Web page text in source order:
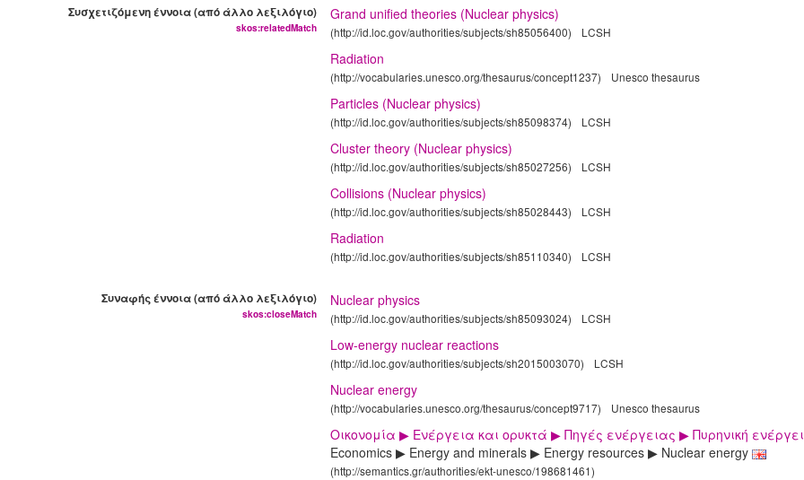
Συσχετιζόμενη έννοια (από άλλο λεξιλόγιο)
skos:relatedMatch
Grand unified theories (Nuclear physics)
(http://id.loc.gov/authorities/subjects/sh85056400) LCSH
Radiation
(http://vocabularies.unesco.org/thesaurus/concept1237) Unesco thesaurus
Particles (Nuclear physics)
(http://id.loc.gov/authorities/subjects/sh85098374) LCSH
Cluster theory (Nuclear physics)
(http://id.loc.gov/authorities/subjects/sh85027256) LCSH
Collisions (Nuclear physics)
(http://id.loc.gov/authorities/subjects/sh85028443) LCSH
Radiation
(http://id.loc.gov/authorities/subjects/sh85110340) LCSH
Συναφής έννοια (από άλλο λεξιλόγιο)
skos:closeMatch
Nuclear physics
(http://id.loc.gov/authorities/subjects/sh85093024) LCSH
Low-energy nuclear reactions
(http://id.loc.gov/authorities/subjects/sh2015003070) LCSH
Nuclear energy
(http://vocabularies.unesco.org/thesaurus/concept9717) Unesco thesaurus
Οικονομία ▶ Ενέργεια και ορυκτά ▶ Πηγές ενέργειας ▶ Πυρηνική
Economics ▶ Energy and minerals ▶ Energy resources ▶ Nuclear energy
(http://semantics.gr/authorities/ekt-unesco/198681461)